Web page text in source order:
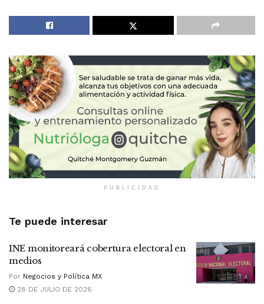
PUBLICIDAD
Te puede interesar
INE monitoreará cobertura electoral en
medios
Por Negocios y Política MX
28 DE JULIO DE 2026